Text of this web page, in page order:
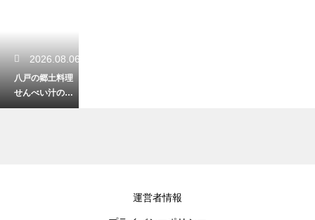
2026.08.06
八戸の郷土料理
せんべい汁の歴
史とは？気にな
運営者情報